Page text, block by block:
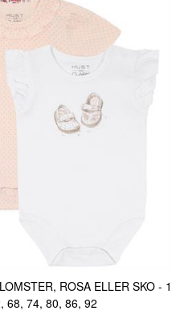
ROSA ELLER SKO - 1
68, 74, 80, 86, 92